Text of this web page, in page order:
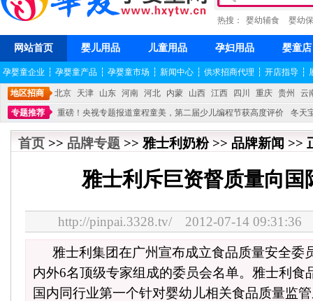
热搜： 婴幼辅食 婴幼
网站首页 婴儿用品 儿童用品 孕妇用品 婴童店
孕婴童企业 ┆ 孕婴童产品 ┆ 孕婴童市场 ┆ 新闻中心 ┆ 供求招商代理 ┆ 开店指导 ┆
地区招商 北京 天津 山东 河南 河北 内蒙 山西 江西 四川 重庆 贵州
云
专题推荐
重磅！央视专题报道童程童美，第二届少儿编程节获高度评价
冬天
不能再单纯地销售产品,而要向增强服务转型,毕竟母婴产品比较特殊。”
妇幼广场
首页 >> 品牌专题 >> 雅士利奶粉 >> 品牌新闻 >>
雅士利斥巨资督质量向国
http://pinpai.3328.tv/ 2012-07-14
雅士利集团在广州宣布成立食品质量安全委
内外6名顶级专家组成的委员会名单。雅士利食
国内同行业第一个针对婴幼儿相关食品质量监